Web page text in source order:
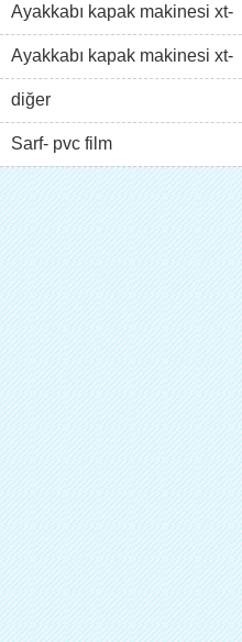
Ayakkabı kapak makinesi xt-
46b( i)
Ayakkabı kapak makinesi xt-
46b( ii)
diğer
Sarf- pvc film